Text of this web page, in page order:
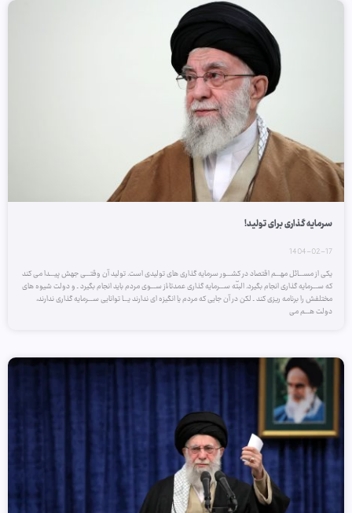
سرمایه گذاری برای تولید!
1404-02-17
یکی از مســـائل مهـــم اقتصاد در کشـــور سرمایه گذاری های تولیدی است. تولید آن وقتـــی جهش پیـــدا می کند
که ســـرمایه گذاری انجام بگیرد. البتّه ســـرمایه گذاری عمدتا ًاز ســـوی مردم باید انجام بگیرد ـ و دولت شیوه های
مختلفش را برنامه ریزی کند ـ لکن در آن جایی که مردم یا انگیزه ای ندارند یـــا توانایی ســـرمایه گذاری ندارند،
دولت هـــم می